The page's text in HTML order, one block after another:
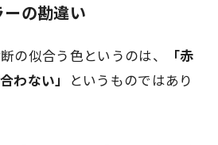
の勘違い
の似合う色というのは、
「赤
わない」
というものではあり